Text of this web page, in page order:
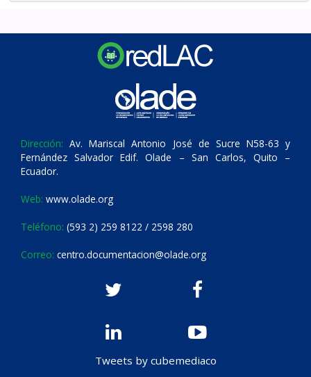
Dirección: Av. Mariscal Antonio José de Sucre N58-63 y
Fernández Salvador Edif. Olade – San Carlos, Quito –
Ecuador.
Web: www.olade.org
Teléfono: (593 2) 259 8122 / 2598 280
Correo: centro.documentacion@olade.org
Tweets by cubemediaco